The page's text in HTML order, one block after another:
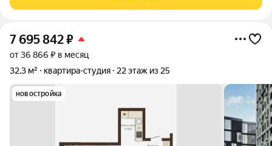
закрытая территория двора с детскими
7 695 842₽
от 36 866 ₽ в месяц
32,3 м²
квартира-студия 22 этаж из 25
новостройка